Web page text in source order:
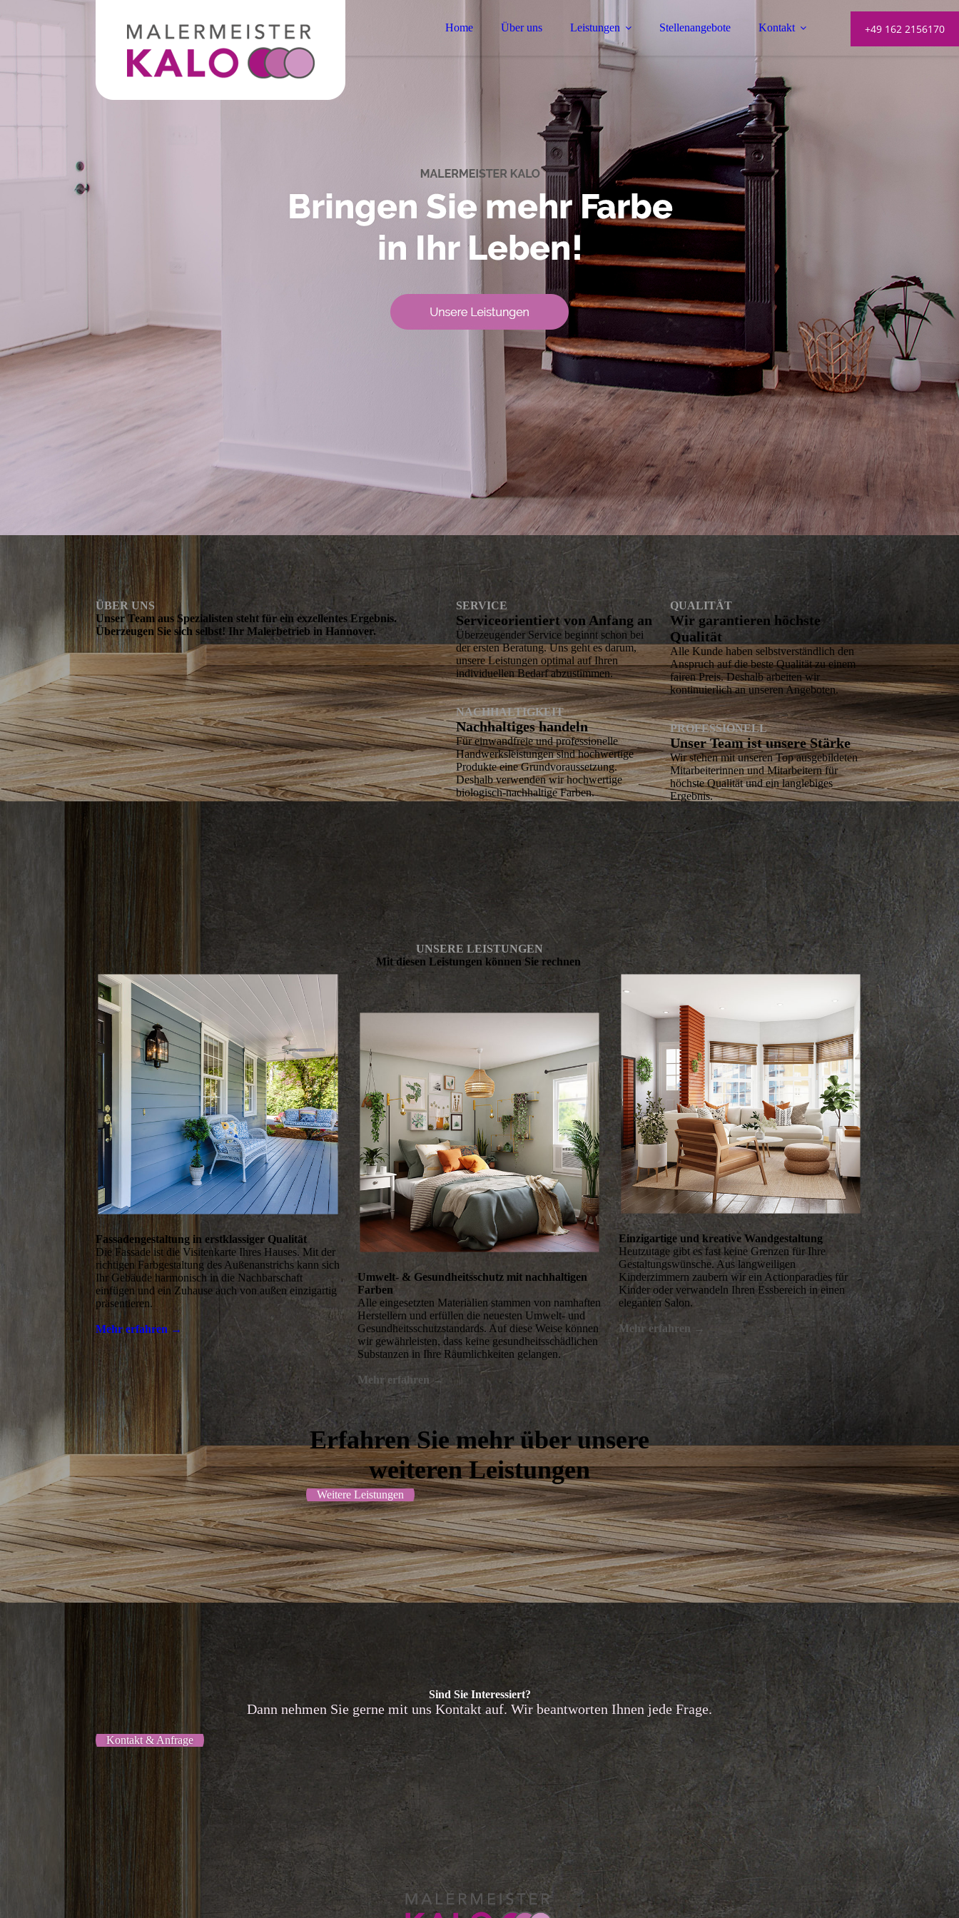
Home Über uns Leistungen Stellenangebote Kontakt
ÜBER UNS
Unser Team aus Spezialisten steht für ein exzellentes Ergebnis.
Überzeugen Sie sich selbst! Ihr Malerbetrieb in Hannover.
SERVICE
Serviceorientiert von Anfang an
Überzeugender Service beginnt schon bei
der ersten Beratung. Uns geht es darum,
unsere Leistungen optimal auf Ihren
individuellen Bedarf abzustimmen.
NACHHALTIGKEIT
Nachhaltiges handeln
Für einwandfreie und professionelle
Handwerks­leistungen sind hochwertige
Produkte eine Grund­voraussetzung.
Deshalb verwenden wir hochwertige
biologisch-nach­haltige Farben.
QUALITÄT
Wir garantieren höchste
Qualität
Alle Kunde haben selbstverständlich den
Anspruch auf die beste Qualität zu einem
fairen Preis. Deshalb arbeiten wir
kontinuierlich an unseren Angeboten.
PROFESSIONELL
Unser Team ist unsere Stärke
Wir stehen mit unseren Top ausgebildeten
Mit­arbeiterinnen und Mitarbeitern für
höchste Qualität und ein langlebiges
Ergebnis.
UNSERE LEISTUNGEN
Mit diesen Leistungen können Sie rechnen
Fassadengestaltung in erstklassiger Qualität
Die Fassade ist die Visitenkarte Ihres Hauses. Mit der
richtigen Farbgestaltung des Außenanstrichs kann sich
Ihr Gebäude harmonisch in die Nachbarschaft
einfügen und ein Zuhause auch von außen einzigartig
präsentieren.
Mehr erfahren →
Umwelt- & Gesundheitsschutz mit nachhaltigen
Farben
Alle eingesetzten Materialien stammen von namhaften
Herstellern und erfüllen die neuesten Umwelt- und
Ge­sund­heits­schutz­standards. Auf diese Weise können
wir gewähr­leisten, dass keine gesundheitsschädlichen
Substanzen in Ihre Räumlichkeiten gelangen.
Mehr erfahren →
Einzigartige und kreative Wandgestaltung
Heutzutage gibt es fast keine Grenzen für Ihre
Gestaltungs­wünsche. Aus langweiligen
Kinderzimmern zaubern wir ein Actionparadies für
Kinder oder verwandeln Ihren Essbereich in einen
eleganten Salon.
Mehr erfahren →
Erfahren Sie mehr über unsere
weiteren Leistungen
Weitere Leistungen
Sind Sie Interessiert?
Dann nehmen Sie gerne mit uns Kontakt auf. Wir beantworten Ihnen jede Frage.
Kontakt & Anfrage
+49 162 2156170